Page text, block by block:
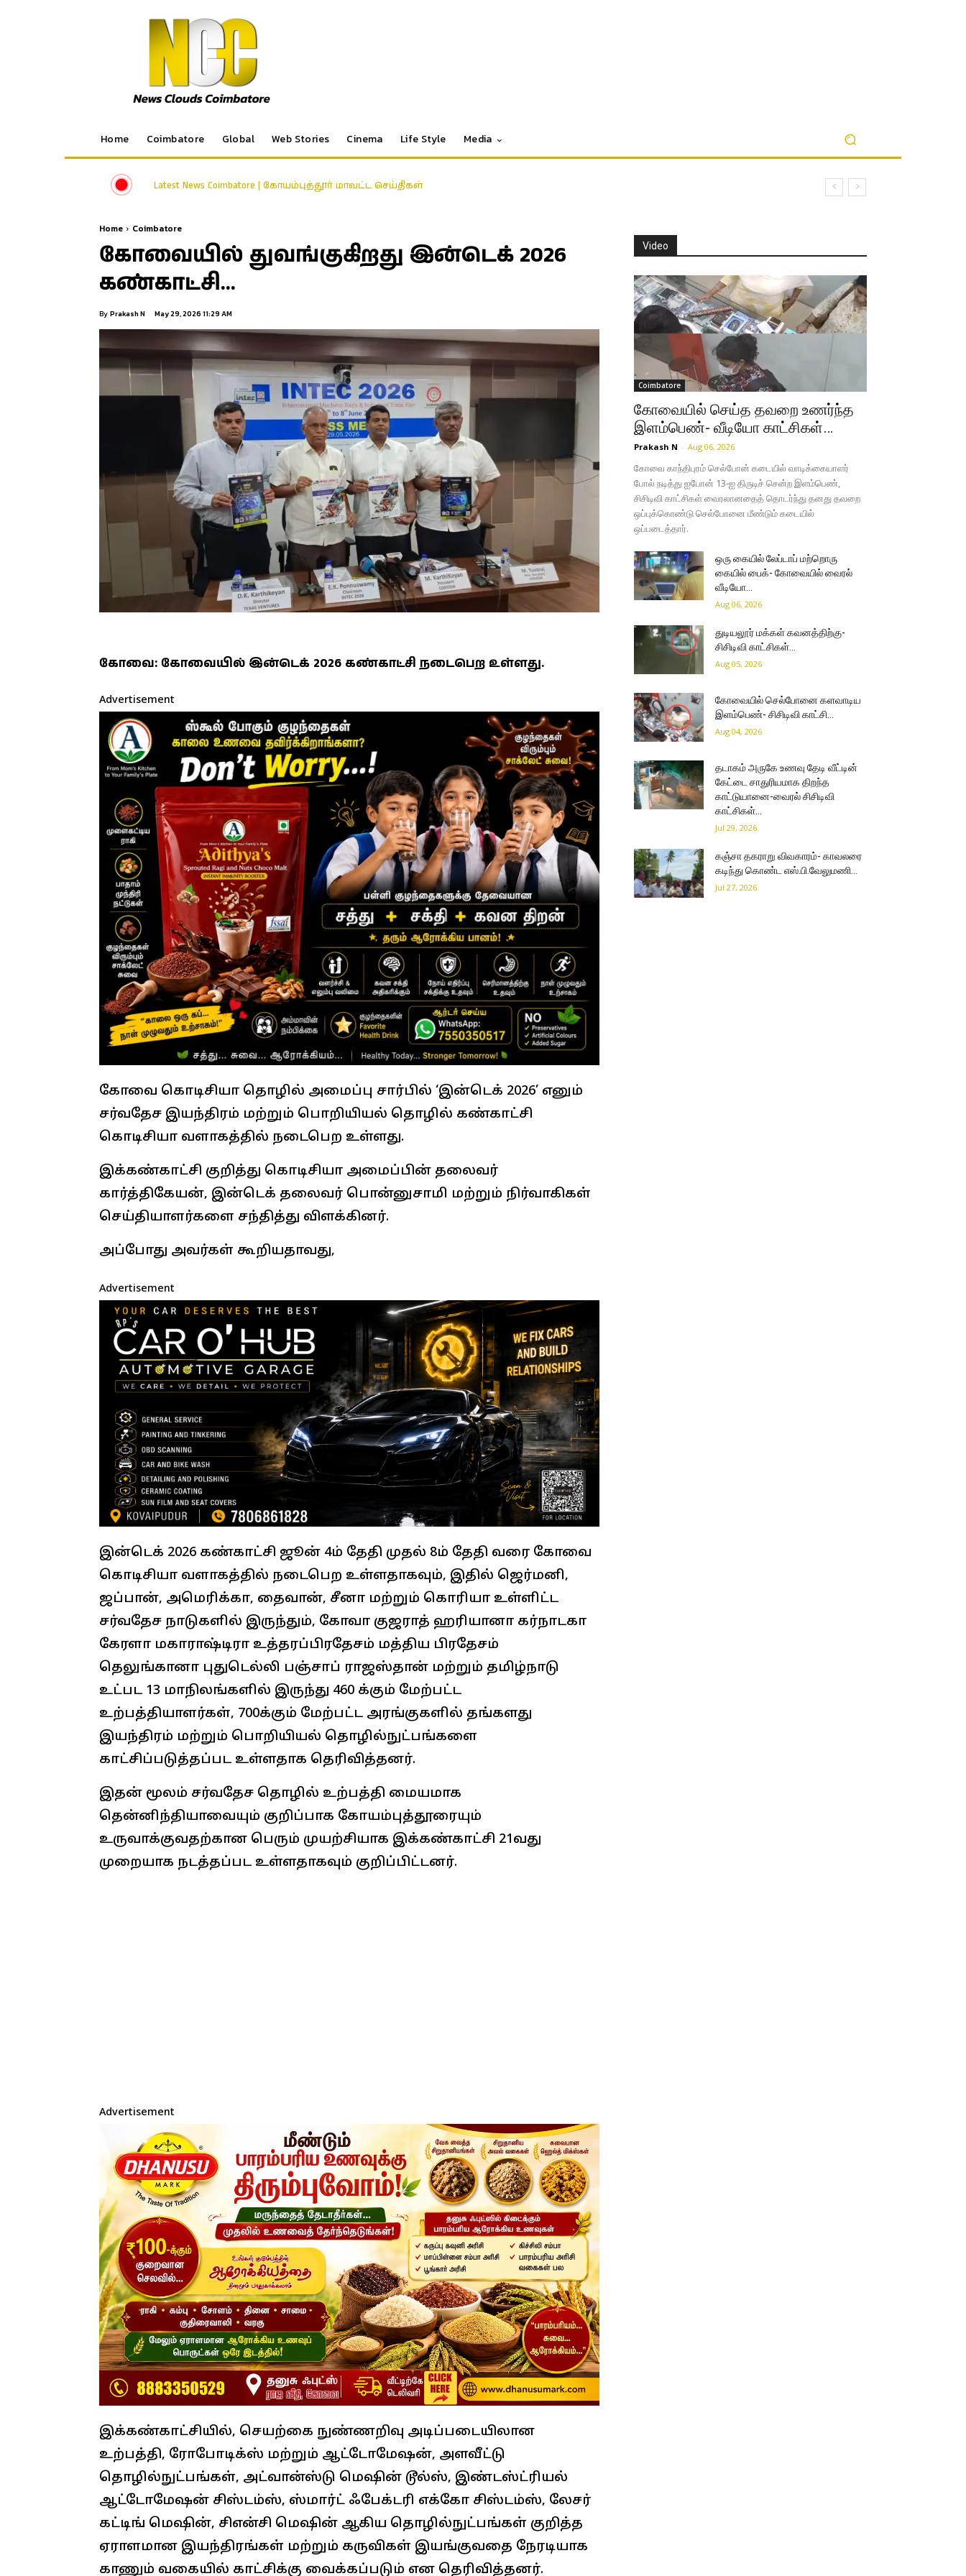
Home Coimbatore Global Web Stories Cinema Life Style Media
ஓணம் பண்டிகை முன்னிட்டு சிறப்பு ரயில்கள்; கேரளா–கோவை–பெங்களூரு பயணிகளுக்கு மகிழ்ச்சி!
Home Coimbatore
கோவையில் துவங்குகிறது இன்டெக் 2026
கண்காட்சி…
By Prakash N May 29, 2026 11:29 AM
கோவை: கோவையில் இன்டெக் 2026 கண்காட்சி நடைபெற உள்ளது.
Advertisement
கோவை கொடிசியா தொழில் அமைப்பு சார்பில் ‘இன்டெக் 2026’ எனும்
சர்வதேச இயந்திரம் மற்றும் பொறியியல் தொழில் கண்காட்சி
கொடிசியா வளாகத்தில் நடைபெற உள்ளது.
இக்கண்காட்சி குறித்து கொடிசியா அமைப்பின் தலைவர்
கார்த்திகேயன், இன்டெக் தலைவர் பொன்னுசாமி மற்றும் நிர்வாகிகள்
செய்தியாளர்களை சந்தித்து விளக்கினர்.
அப்போது அவர்கள் கூறியதாவது,
Advertisement
இன்டெக் 2026 கண்காட்சி ஜூன் 4ம் தேதி முதல் 8ம் தேதி வரை கோவை
கொடிசியா வளாகத்தில் நடைபெற உள்ளதாகவும், இதில் ஜெர்மனி,
ஜப்பான், அமெரிக்கா, தைவான், சீனா மற்றும் கொரியா உள்ளிட்ட
சர்வதேச நாடுகளில் இருந்தும், கோவா குஜராத் ஹரியானா கர்நாடகா
கேரளா மகாராஷ்டிரா உத்தரப்பிரதேசம் மத்திய பிரதேசம்
தெலுங்கானா புதுடெல்லி பஞ்சாப் ராஜஸ்தான் மற்றும் தமிழ்நாடு
உட்பட 13 மாநிலங்களில் இருந்து 460 க்கும் மேற்பட்ட
உற்பத்தியாளர்கள், 700க்கும் மேற்பட்ட அரங்குகளில் தங்களது
இயந்திரம் மற்றும் பொறியியல் தொழில்நுட்பங்களை
காட்சிப்படுத்தப்பட உள்ளதாக தெரிவித்தனர்.
இதன் மூலம் சர்வதேச தொழில் உற்பத்தி மையமாக
தென்னிந்தியாவையும் குறிப்பாக கோயம்புத்தூரையும்
உருவாக்குவதற்கான பெரும் முயற்சியாக இக்கண்காட்சி 21வது
முறையாக நடத்தப்பட உள்ளதாகவும் குறிப்பிட்டனர்.
Advertisement
இக்கண்காட்சியில், செயற்கை நுண்ணறிவு அடிப்படையிலான
உற்பத்தி, ரோபோடிக்ஸ் மற்றும் ஆட்டோமேஷன், அளவீட்டு
தொழில்நுட்பங்கள், அட்வான்ஸ்டு மெஷின் டூல்ஸ், இண்டஸ்ட்ரியல்
ஆட்டோமேஷன் சிஸ்டம்ஸ், ஸ்மார்ட் ஃபேக்டரி எக்கோ சிஸ்டம்ஸ், லேசர்
கட்டிங் மெஷின், சிஎன்சி மெஷின் ஆகிய தொழில்நுட்பங்கள் குறித்த
ஏராளமான இயந்திரங்கள் மற்றும் கருவிகள் இயங்குவதை நேரடியாக
காணும் வகையில் காட்சிக்கு வைக்கப்படும் என தெரிவித்தனர்.
Video
Coimbatore
கோவையில் செய்த தவறை உணர்ந்த
இளம்பெண்- வீடியோ காட்சிகள்…
Prakash N - Aug 06, 2026
கோவை காந்திபுரம் செல்போன் கடையில் வாடிக்கையாளர்
போல் நடித்து ஐபோன் 13-ஐ திருடிச் சென்ற இளம்பெண்,
சிசிடிவி காட்சிகள் வைரலானதைத் தொடர்ந்து தனது தவறை
ஒப்புக்கொண்டு செல்போனை மீண்டும் கடையில்
ஒப்படைத்தார்.
ஒரு கையில் லேப்டாப் மற்றொரு
கையில் பைக்- கோவையில் வைரல்
வீடியோ…
Aug 06, 2026
துடியலூர் மக்கள் கவனத்திற்கு-
சிசிடிவி காட்சிகள்…
Aug 05, 2026
கோவையில் செல்போனை களவாடிய
இளம்பெண்- சிசிடிவி காட்சி…
Aug 04, 2026
தடாகம் அருகே உணவு தேடி வீட்டின்
கேட்டை சாதுரியமாக திறந்த
காட்டுயானை-வைரல் சிசிடிவி
காட்சிகள்…
Jul 29, 2026
கஞ்சா தகராறு விவகாரம்- காவலரை
கடிந்து கொண்ட எஸ்.பி.வேலுமணி…
Jul 27, 2026